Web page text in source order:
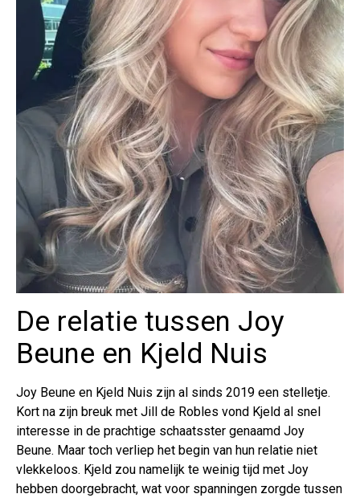
De relatie tussen Joy
Beune en Kjeld Nuis
Joy Beune en Kjeld Nuis zijn al sinds 2019 een stelletje.
Kort na zijn breuk met Jill de Robles vond Kjeld al snel
interesse in de prachtige schaatsster genaamd Joy
Beune. Maar toch verliep het begin van hun relatie niet
vlekkeloos. Kjeld zou namelijk te weinig tijd met Joy
hebben doorgebracht, wat voor spanningen zorgde tussen